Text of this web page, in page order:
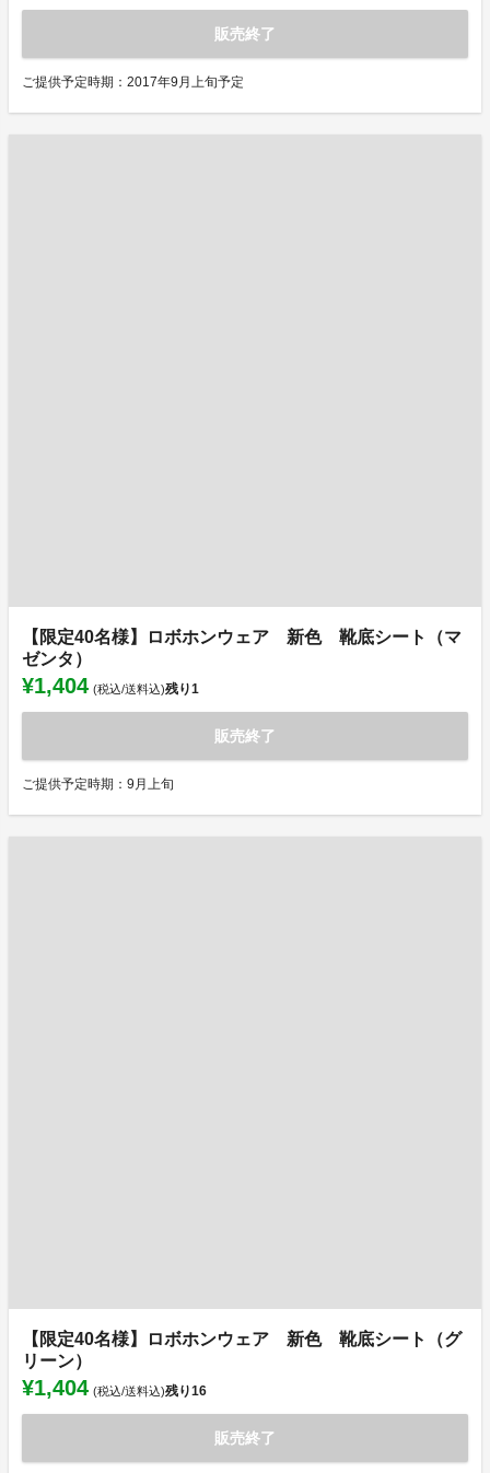
販売終了
ご提供予定時期：2017年9月上旬予定
【限定40名様】ロボホンウェア 新色 靴底シート（マ
ゼンタ）
¥1,404 (税込/送料込)残り1
販売終了
ご提供予定時期：9月上旬
【限定40名様】ロボホンウェア 新色 靴底シート（グ
リーン）
¥1,404 (税込/送料込)残り16
販売終了